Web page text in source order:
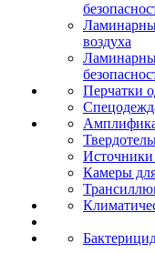
воздуха
Перчатки
Источники
Камеры для